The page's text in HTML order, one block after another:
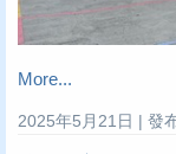
More...
2025年5月21日 | 發